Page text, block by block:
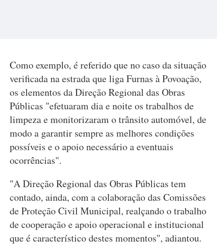
Como exemplo, é referido que no caso da situação
verificada na estrada que liga Furnas à Povoação,
os elementos da Direção Regional das Obras
Públicas "efetuaram dia e noite os trabalhos de
limpeza e monitorizaram o trânsito automóvel, de
modo a garantir sempre as melhores condições
possíveis e o apoio necessário a eventuais
ocorrências".
"A Direção Regional das Obras Públicas tem
contado, ainda, com a colaboração das Comissões
de Proteção Civil Municipal, realçando o trabalho
de cooperação e apoio operacional e institucional
que é característico destes momentos", adiantou.